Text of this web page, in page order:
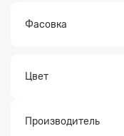
Фасовка
Цвет
Производитель